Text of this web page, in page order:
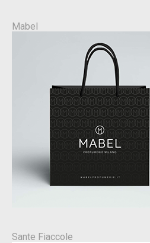
Mabel
Sante Fiaccole